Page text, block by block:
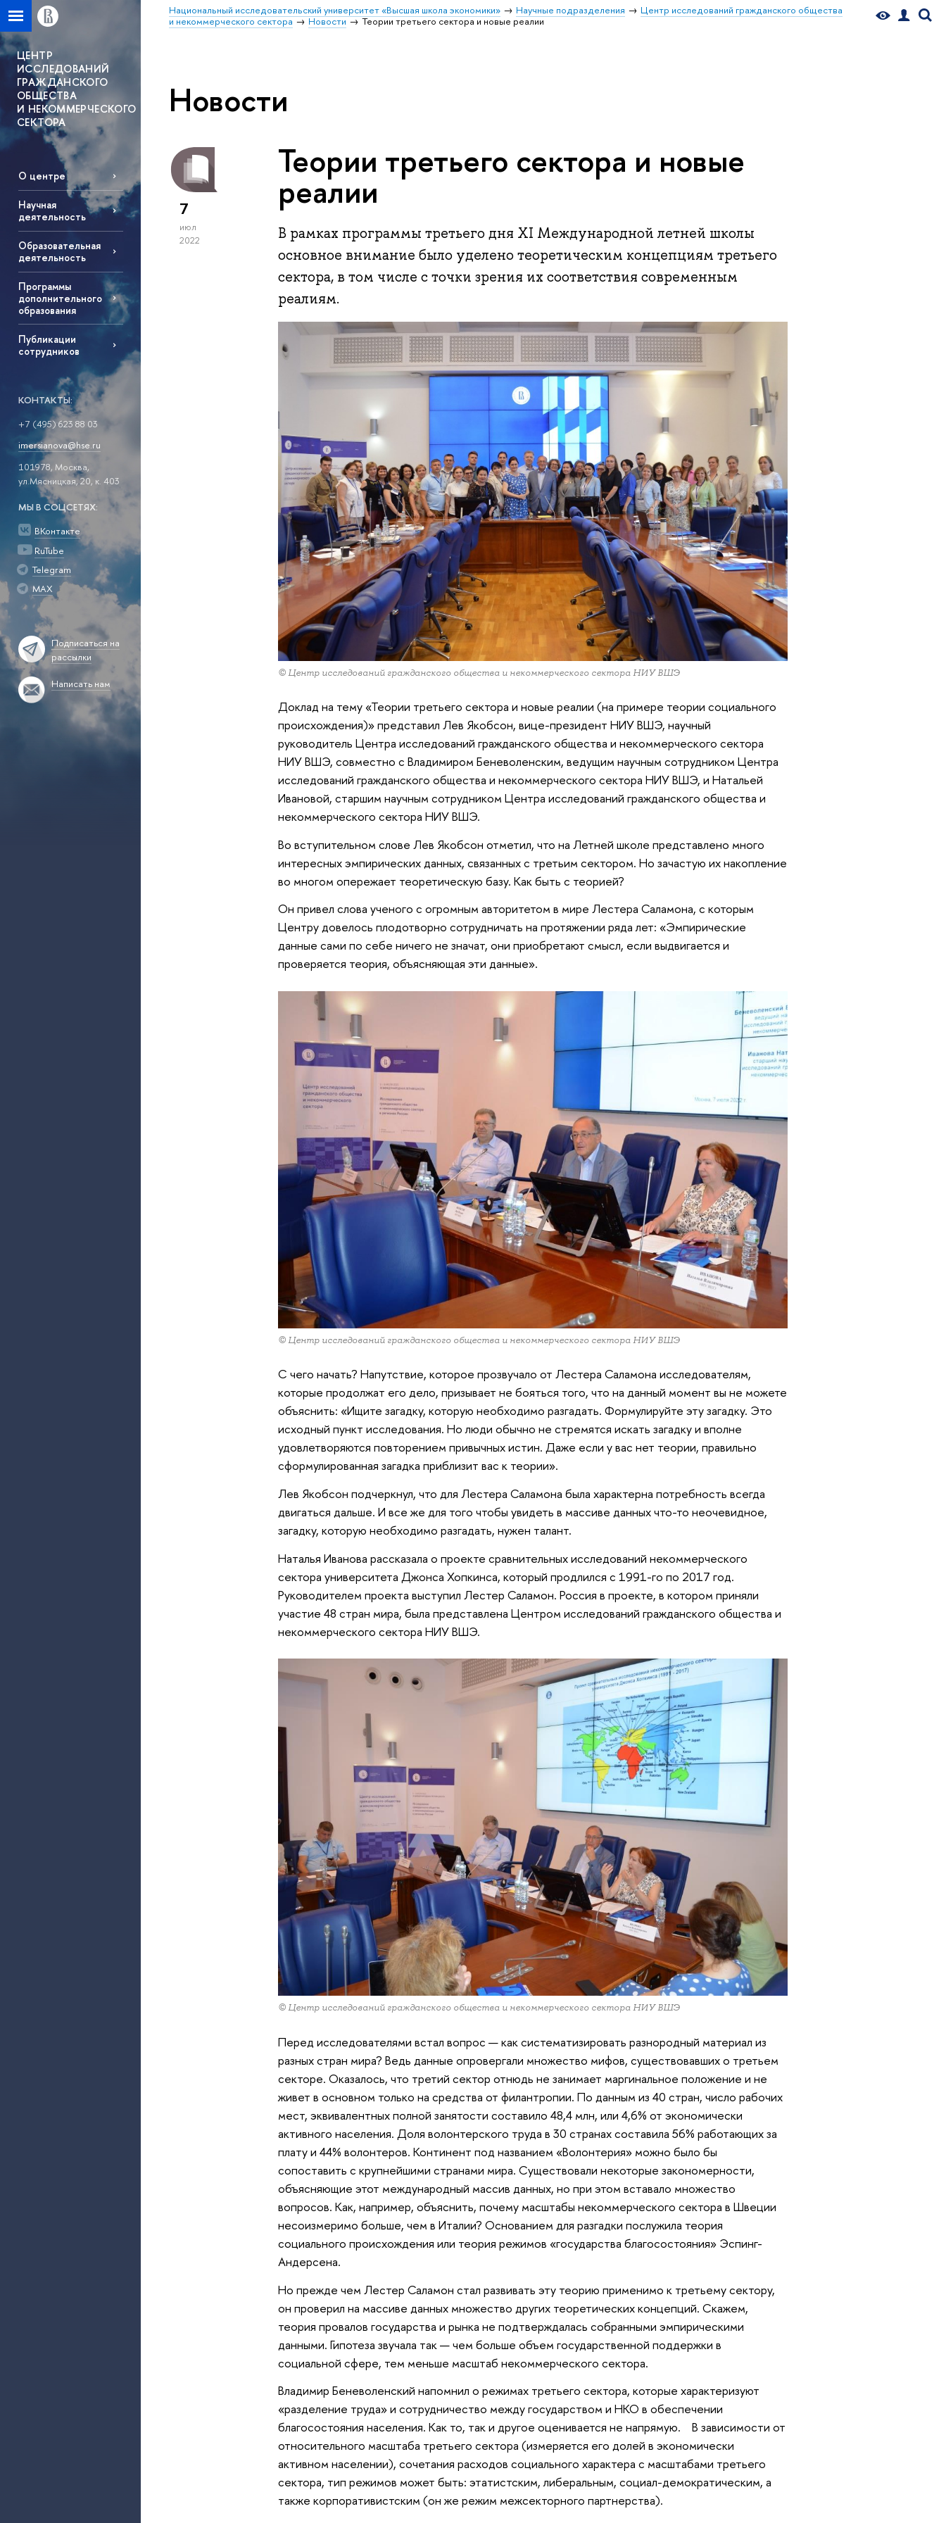
Национальный исследовательский университет «Высшая школа экономики» Научные подразделения
Центр исследований гражданского общества
и некоммерческого сектора
Новости Теории третьего сектора и новые реалии
ЦЕНТР
ИССЛЕДОВАНИЙ
ГРАЖДАНСКОГО
ОБЩЕСТВА
И НЕКОММЕРЧЕСКОГО
СЕКТОРА
О центре
Научная
деятельность
Образовательная
деятельность
Программы
дополнительного
образования
Публикации
сотрудников
КОНТАКТЫ:
+7 (495) 623 88 03
imersianova@hse.ru
101978, Москва,
ул.Мясницкая, 20, к. 403
МЫ В СОЦСЕТЯХ:
ВКонтакте
RuTube
Telegram
MAX
Подписаться на
рассылки
Написать нам
Новости
7
июл
2022
Теории третьего сектора и новые
реалии
В рамках программы третьего дня XI Международной летней школы
основное внимание было уделено теоретическим концепциям третьего
сектора, в том числе с точки зрения их соответствия современным
реалиям.
© Центр исследований гражданского общества и некоммерческого сектора НИУ ВШЭ
Доклад на тему «Теории третьего сектора и новые реалии (на примере теории социального
происхождения)» представил Лев Якобсон, вице-президент НИУ ВШЭ, научный
руководитель Центра исследований гражданского общества и некоммерческого сектора
НИУ ВШЭ, совместно с Владимиром Беневоленским, ведущим научным сотрудником Центра
исследований гражданского общества и некоммерческого сектора НИУ ВШЭ, и Натальей
Ивановой, старшим научным сотрудником Центра исследований гражданского общества и
некоммерческого сектора НИУ ВШЭ.
Во вступительном слове Лев Якобсон отметил, что на Летней школе представлено много
интересных эмпирических данных, связанных с третьим сектором. Но зачастую их накопление
во многом опережает теоретическую базу. Как быть с теорией?
Он привел слова ученого с огромным авторитетом в мире Лестера Саламона, с которым
Центру довелось плодотворно сотрудничать на протяжении ряда лет: «Эмпирические
данные сами по себе ничего не значат, они приобретают смысл, если выдвигается и
проверяется теория, объясняющая эти данные».
© Центр исследований гражданского общества и некоммерческого сектора НИУ ВШЭ
С чего начать? Напутствие, которое прозвучало от Лестера Саламона исследователям,
которые продолжат его дело, призывает не бояться того, что на данный момент вы не можете
объяснить: «Ищите загадку, которую необходимо разгадать. Формулируйте эту загадку. Это
исходный пункт исследования. Но люди обычно не стремятся искать загадку и вполне
удовлетворяются повторением привычных истин. Даже если у вас нет теории, правильно
сформулированная загадка приблизит вас к теории».
Лев Якобсон подчеркнул, что для Лестера Саламона была характерна потребность всегда
двигаться дальше. И все же для того чтобы увидеть в массиве данных что-то неочевидное,
загадку, которую необходимо разгадать, нужен талант.
Наталья Иванова рассказала о проекте сравнительных исследований некоммерческого
сектора университета Джонса Хопкинса, который продлился с 1991-го по 2017 год.
Руководителем проекта выступил Лестер Саламон. Россия в проекте, в котором приняли
участие 48 стран мира, была представлена Центром исследований гражданского общества и
некоммерческого сектора НИУ ВШЭ.
© Центр исследований гражданского общества и некоммерческого сектора НИУ ВШЭ
Перед исследователями встал вопрос — как систематизировать разнородный материал из
разных стран мира? Ведь данные опровергали множество мифов, существовавших о третьем
секторе. Оказалось, что третий сектор отнюдь не занимает маргинальное положение и не
живет в основном только на средства от филантропии. По данным из 40 стран, число рабочих
мест, эквивалентных полной занятости составило 48,4 млн, или 4,6% от экономически
активного населения. Доля волонтерского труда в 30 странах составила 56% работающих за
плату и 44% волонтеров. Континент под названием «Волонтерия» можно было бы
сопоставить с крупнейшими странами мира. Существовали некоторые закономерности,
объясняющие этот международный массив данных, но при этом вставало множество
вопросов. Как, например, объяснить, почему масштабы некоммерческого сектора в Швеции
несоизмеримо больше, чем в Италии? Основанием для разгадки послужила теория
социального происхождения или теория режимов «государства благосостояния» Эспинг-
Андерсена.
Но прежде чем Лестер Саламон стал развивать эту теорию применимо к третьему сектору,
он проверил на массиве данных множество других теоретических концепций. Скажем,
теория провалов государства и рынка не подтверждалась собранными эмпирическими
данными. Гипотеза звучала так — чем больше объем государственной поддержки в
социальной сфере, тем меньше масштаб некоммерческого сектора.
Владимир Беневоленский напомнил о режимах третьего сектора, которые характеризуют
«разделение труда» и сотрудничество между государством и НКО в обеспечении
благосостояния населения. Как то, так и другое оценивается не напрямую. В зависимости от
относительного масштаба третьего сектора (измеряется его долей в экономически
активном населении), сочетания расходов социального характера с масштабами третьего
сектора, тип режимов может быть: этатистским, либеральным, социал-демократическим, а
также корпоративистским (он же режим межсекторного партнерства).